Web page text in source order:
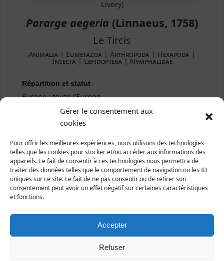
Gérer le consentement aux
cookies
Pour offrir les meilleures expériences, nous utilisons des technologies
telles que les cookies pour stocker et/ou accéder aux informations des
appareils. Le fait de consentir à ces technologies nous permettra de
traiter des données telles que le comportement de navigation ou les ID
uniques sur ce site. Le fait de ne pas consentir ou de retirer son
consentement peut avoir un effet négatif sur certaines caractéristiques
et fonctions.
Accepter
Refuser
Livory)
Pararge aegeria (Linnaeus, 1758)
Le Tircis
Animalia | Eumetazoa | Arthropoda | Hexapoda |
Insecta | Lepidoptera | Nymphalidae
Répartition et statut
Europe : toute l'Europe
France : toute la France
Manche : espèce commune